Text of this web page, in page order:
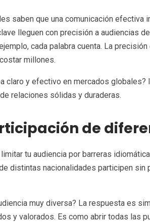
saben que una comunicación efectiva
lleguen con precisión a audiencias
cada palabra cuenta. La
millones.
claro y efectivo en mercados
relaciones sólidas y duraderas.
de
tu audiencia por barreras
distintas nacionalidades participen sin
muy diversa? La respuesta es
y valorados. Es como abrir todas las